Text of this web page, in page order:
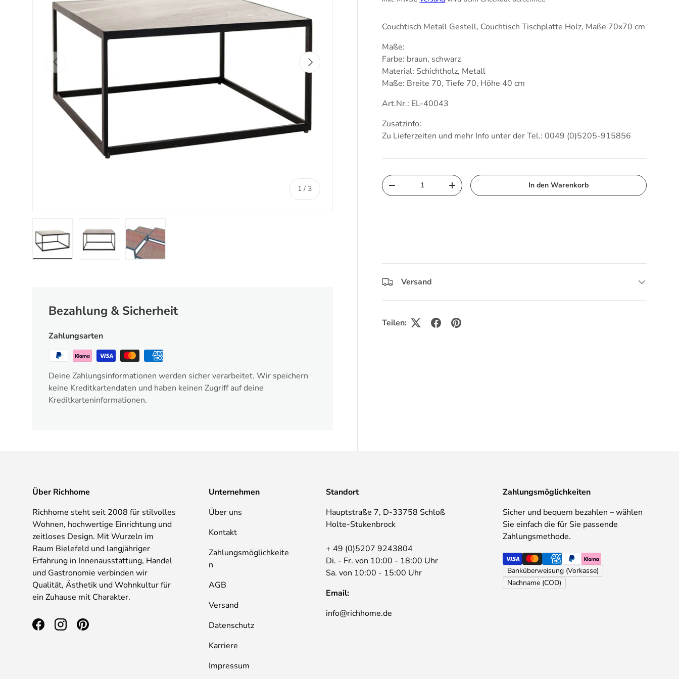
Vorherige
1 / von
3
Nächste
Couchtisch Metall Gestell, Couchtisch Tischplatte Holz, Maße 70x70 cm
Maße:
Farbe: braun, schwarz
Material: Schichtholz, Metall
Maße: Breite 70, Tiefe 70, Höhe 40 cm
Art.Nr.: EL-40043
Zusatzinfo:
Zu Lieferzeiten und mehr Info unter der Tel.: 0049 (0)5205-915856
Anzahl
Menge verringernMenge erhöhen In den Warenkorb
Versand
Teilen:
Bezahlung & Sicherheit
Zahlungsarten
Deine Zahlungsinformationen werden sicher verarbeitet. Wir speichern
keine Kreditkartendaten und haben keinen Zugriff auf deine
Kreditkarteninformationen.
Über Richhome
Richhome steht seit 2008 für stilvolles
Wohnen, hochwertige Einrichtung und
zeitloses Design. Mit Wurzeln im
Raum Bielefeld und langjähriger
Erfahrung in Innenausstattung, Handel
und Gastronomie verbinden wir
Qualität, Ästhetik und Wohnkultur für
ein Zuhause mit Charakter.
FacebookInstagramPinterest
Unternehmen
Über uns
Kontakt
Zahlungsmöglichkeite
n
AGB
Versand
Datenschutz
Karriere
Impressum
Standort
Hauptstraße 7, D-33758 Schloß
Holte-Stukenbrock
+ 49 (0)5207 9243804
Di. - Fr. von 10:00 - 18:00 Uhr
Sa. von 10:00 - 15:00 Uhr
Email:
info@richhome.de
Zahlungsmöglichkeiten
Sicher und bequem bezahlen – wählen
Sie einfach die für Sie passende
Zahlungsmethode.
Banküberweisung (Vorkasse)
Nachname (COD)